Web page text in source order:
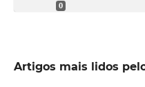
0
Artigos mais lidos